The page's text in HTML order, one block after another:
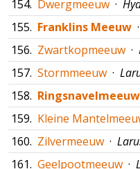
154. Dwergmeeuw ·
155. Franklins Meeuw ·
156. Zwartkopmeeuw ·
157. Stormmeeuw ·
158. Ringsnavelmeeuw
159. Kleine
160. Zilvermeeuw ·
161. Geelpootmeeuw ·